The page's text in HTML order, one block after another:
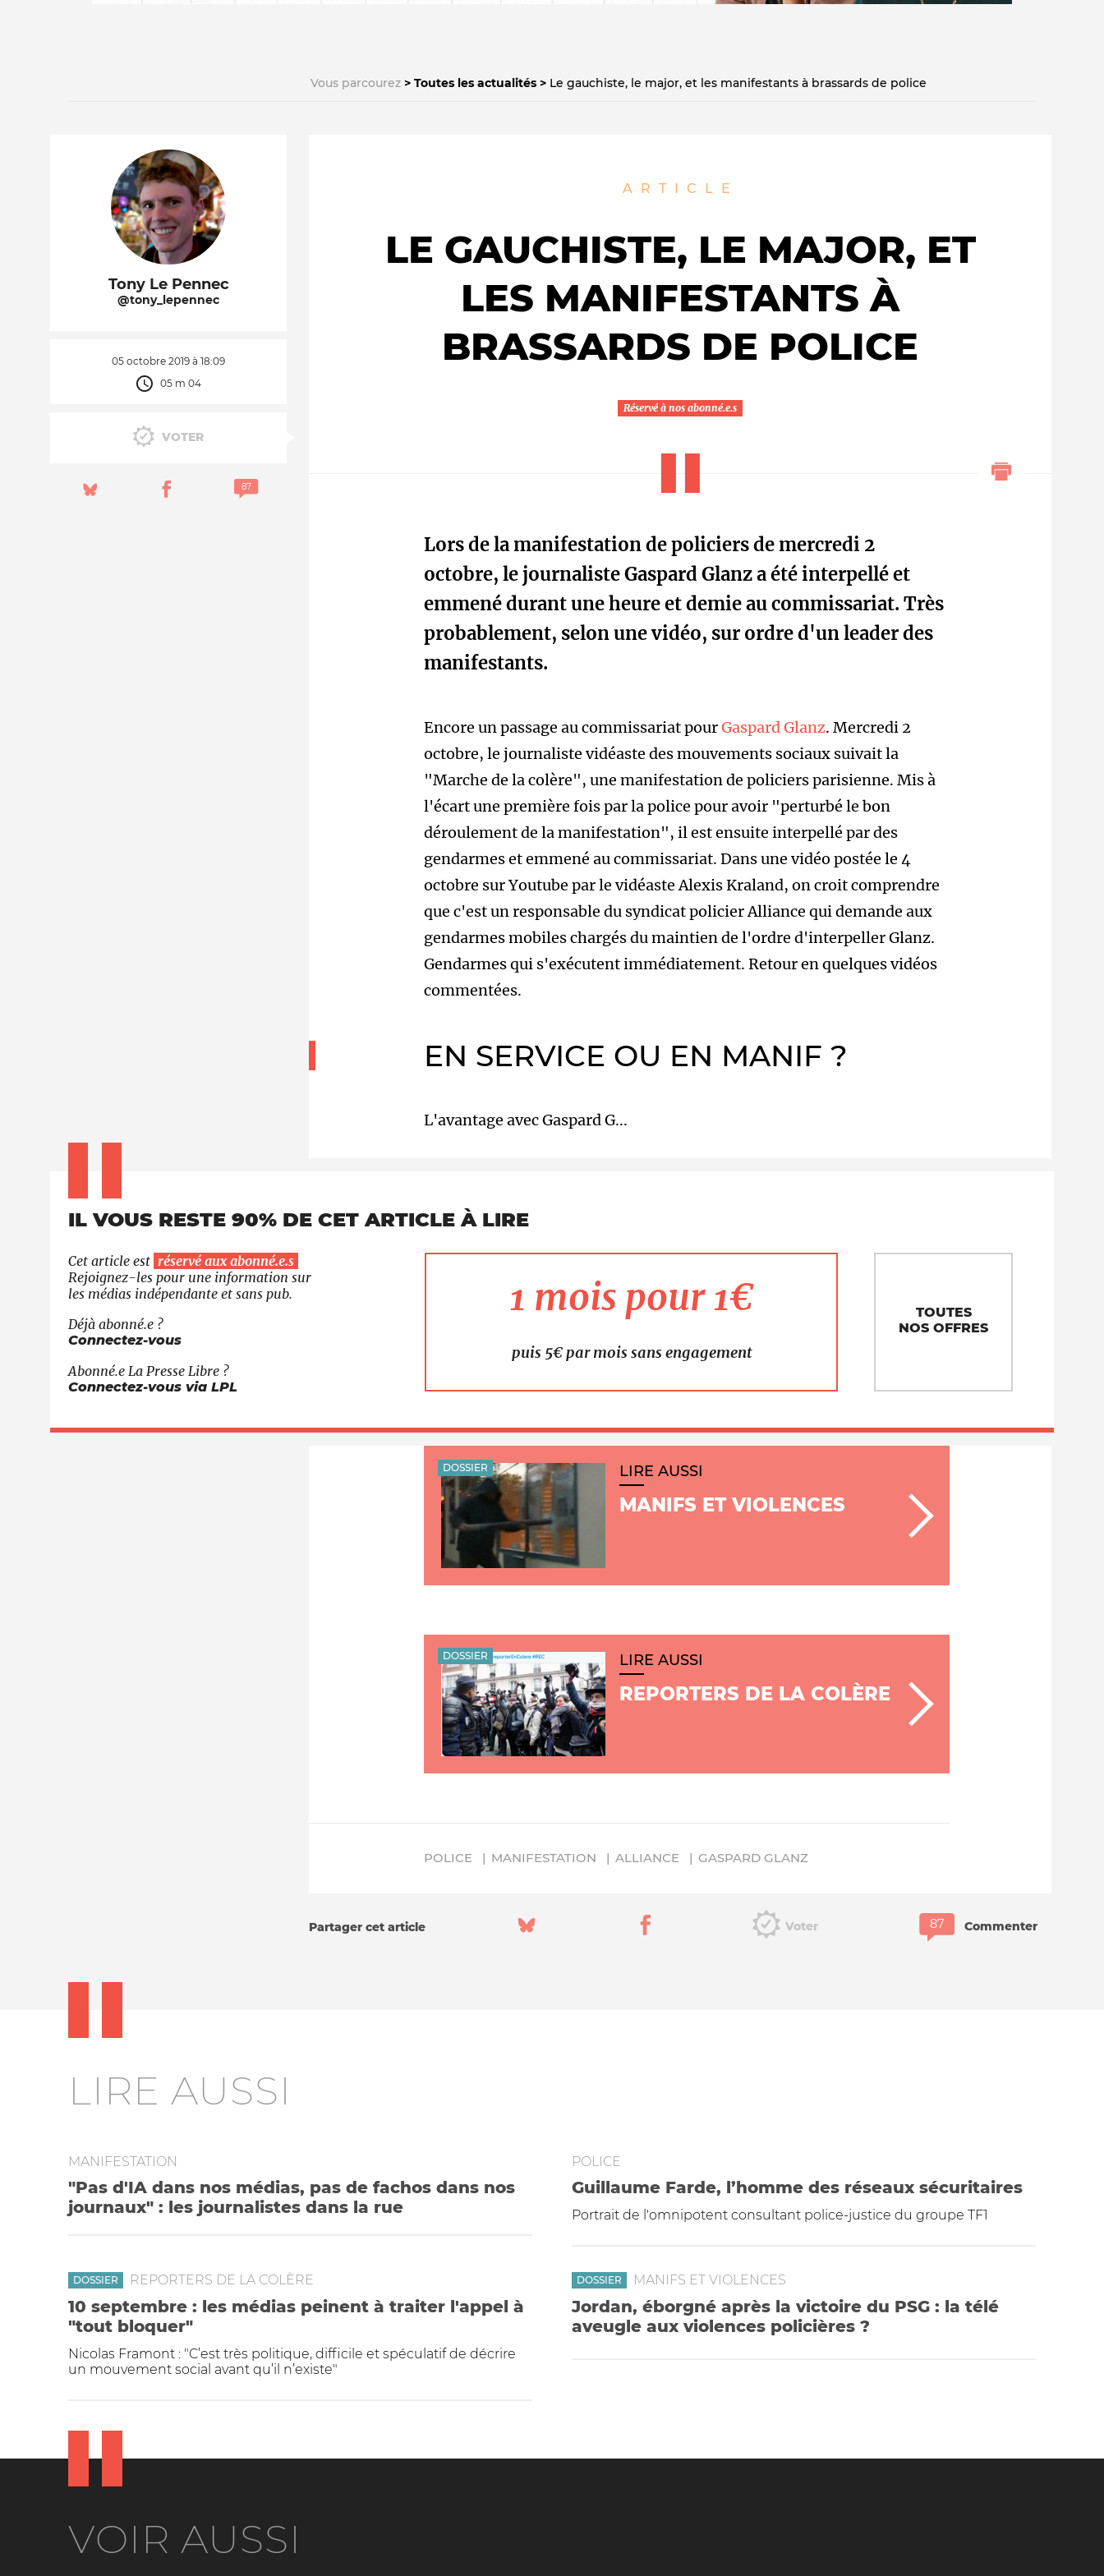
La vie du site L'équipe
Vous parcourez Toutes les actualités Le gauchiste, le major, et les manifestants à brassards de police
Tony Le Pennec
@tony_lepennec
05 octobre 2019 à 18:09
05 m 04
VOTER
ARTICLE
LE GAUCHISTE, LE MAJOR, ET
LES MANIFESTANTS À
BRASSARDS DE POLICE
Réservé à nos abonné.e.s
Lors de la manifestation de policiers de mercredi 2
octobre, le journaliste Gaspard Glanz a été interpellé et
emmené durant une heure et demie au commissariat. Très
probablement, selon une vidéo, sur ordre d'un leader des
manifestants.
Encore un passage au commissariat pourGaspard Glanz. Mercredi 2
octobre, le journaliste vidéaste des mouvements sociaux suivait la
"Marche de la colère", une manifestation de policiers parisienne. Mis à
l'écart une première fois par la police pour avoir "perturbé le bon
déroulement de la manifestation", il est ensuite interpellé par des
gendarmes et emmené au commissariat. Dans une vidéo postée le 4
octobre sur Youtube par le vidéaste Alexis Kraland, on croit comprendre
que c'est un responsable du syndicat policier Alliance qui demande aux
gendarmes mobiles chargés du maintien de l'ordre d'interpeller Glanz.
Gendarmes qui s'exécutent immédiatement. Retour en quelques vidéos
commentées.
EN SERVICE OU EN MANIF ?
L'avantage avec Gaspard G...
IL VOUS RESTE 90% DE CET ARTICLE À LIRE
Cet article est réservé aux abonné.e.s
Rejoignez-les pour une information sur
les médias indépendante et sans pub.
Déjà abonné.e ?
Connectez-vous
Abonné.e La Presse Libre ?
Connectez-vous via LPL
1 mois pour 1€
puis 5€ par mois sans engagement
TOUTES
NOS OFFRES
DOSSIER LIRE AUSSI
MANIFS ET VIOLENCES
DOSSIER LIRE AUSSI
REPORTERS DE LA COLÈRE
POLICE MANIFESTATION ALLIANCE GASPARD GLANZ
Partager cet article Voter Commenter
LIRE AUSSI
MANIFESTATION
"Pas d'IA dans nos médias, pas de fachos dans nos
journaux" : les journalistes dans la rue
POLICE
Guillaume Farde, l’homme des réseaux sécuritaires
Portrait de l'omnipotent consultant police-justice du groupe TF1
DOSSIER REPORTERS DE LA COLÈRE
10 septembre : les médias peinent à traiter l'appel à
"tout bloquer"
Nicolas Framont : "C’est très politique, difficile et spéculatif de décrire
un mouvement social avant qu’il n’existe"
DOSSIER MANIFS ET VIOLENCES
Jordan, éborgné après la victoire du PSG : la télé
aveugle aux violences policières ?
VOIR AUSSI